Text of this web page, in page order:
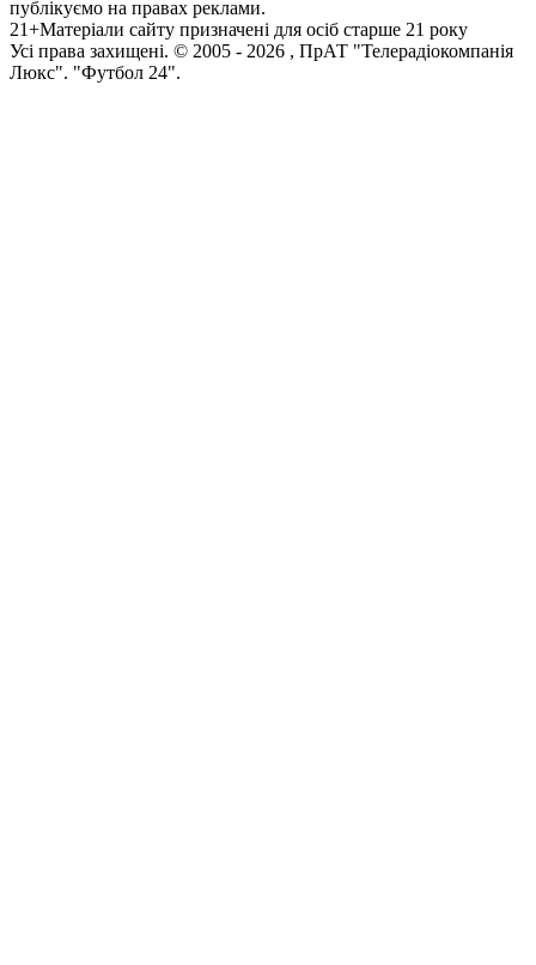
публікуємо на правах реклами.
21+Матеріали сайту призначені для осіб старше 21 року
Усi права захищенi. © 2005 - 2026 , ПрАТ "Телерадіокомпанія
Люкс". "Футбол 24".